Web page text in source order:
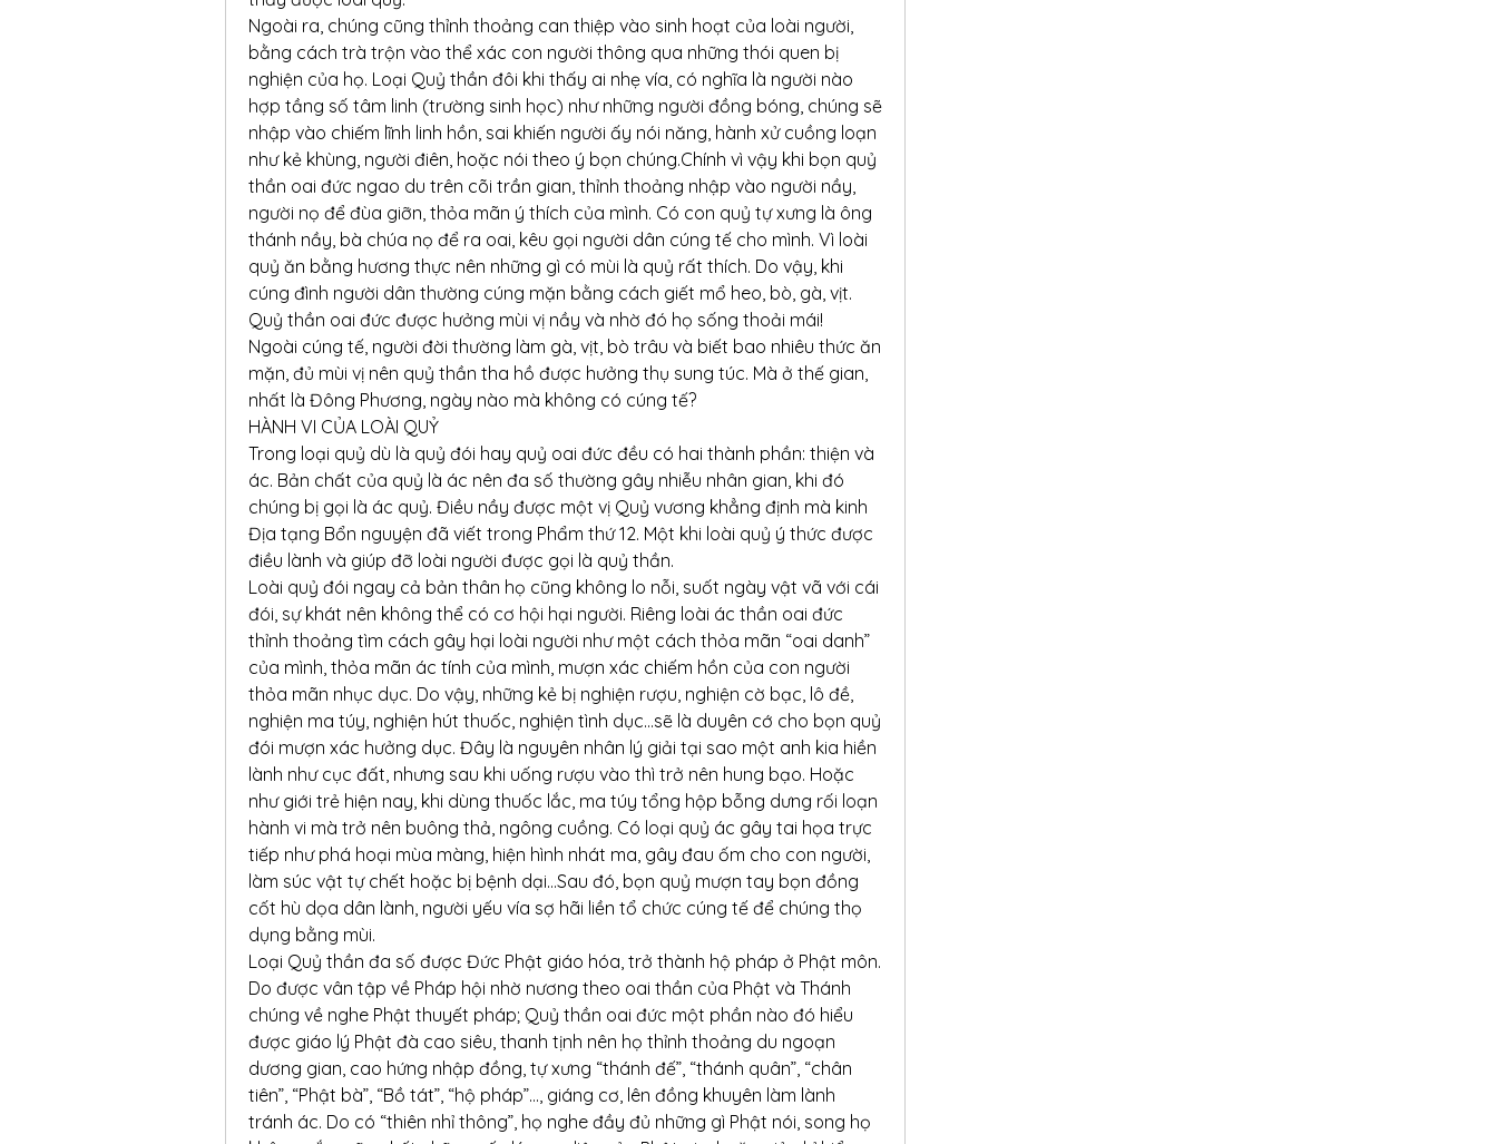
Ngoài ra, chúng cũng thỉnh thoảng can thiệp vào sinh hoạt của loài người,
bằng cách trà trộn vào thể xác con người thông qua những thói quen bị
nghiện của họ. Loại Quỷ thần đôi khi thấy ai nhẹ vía, có nghĩa là người nào
hợp tầng số tâm linh (trường sinh học) như những người đồng bóng, chúng sẽ
nhập vào chiếm lĩnh linh hồn, sai khiến người ấy nói năng, hành xử cuồng loạn
như kẻ khùng, người điên, hoặc nói theo ý bọn chúng.Chính vì vậy khi bọn quỷ
thần oai đức ngao du trên cõi trần gian, thỉnh thoảng nhập vào người nầy,
người nọ để đùa giỡn, thỏa mãn ý thích của mình. Có con quỷ tự xưng là ông
thánh nầy, bà chúa nọ để ra oai, kêu gọi người dân cúng tế cho mình. Vì loài
quỷ ăn bằng hương thực nên những gì có mùi là quỷ rất thích. Do vậy, khi
cúng đình người dân thường cúng mặn bằng cách giết mổ heo, bò, gà, vịt.
Quỷ thần oai đức được hưởng mùi vị nầy và nhờ đó họ sống thoải mái!
Ngoài cúng tế, người đời thường làm gà, vịt, bò trâu và biết bao nhiêu thức ăn
mặn, đủ mùi vị nên quỷ thần tha hồ được hưởng thụ sung túc. Mà ở thế gian,
nhất là Đông Phương, ngày nào mà không có cúng tế?
HÀNH VI CỦA LOÀI QUỶ
Trong loại quỷ dù là quỷ đói hay quỷ oai đức đều có hai thành phần: thiện và
ác. Bản chất của quỷ là ác nên đa số thường gây nhiễu nhân gian, khi đó
chúng bị gọi là ác quỷ. Điều nầy được một vị Quỷ vương khẳng định mà kinh
Địa tạng Bổn nguyện đã viết trong Phẩm thứ 12. Một khi loài quỷ ý thức được
điều lành và giúp đỡ loài người được gọi là quỷ thần.
Loài quỷ đói ngay cả bản thân họ cũng không lo nỗi, suốt ngày vật vã với cái
đói, sự khát nên không thể có cơ hội hại người. Riêng loài ác thần oai đức
thỉnh thoảng tìm cách gây hại loài người như một cách thỏa mãn “oai danh”
của mình, thỏa mãn ác tính của mình, mượn xác chiếm hồn của con người
thỏa mãn nhục dục. Do vậy, những kẻ bị nghiện rượu, nghiện cờ bạc, lô đề,
nghiện ma túy, nghiện hút thuốc, nghiện tình dục…sẽ là duyên cớ cho bọn quỷ
đói mượn xác hưởng dục. Đây là nguyên nhân lý giải tại sao một anh kia hiền
lành như cục đất, nhưng sau khi uống rượu vào thì trở nên hung bạo. Hoặc
như giới trẻ hiện nay, khi dùng thuốc lắc, ma túy tổng hộp bỗng dưng rối loạn
hành vi mà trở nên buông thả, ngông cuồng. Có loại quỷ ác gây tai họa trực
tiếp như phá hoại mùa màng, hiện hình nhát ma, gây đau ốm cho con người,
làm súc vật tự chết hoặc bị bệnh dại…Sau đó, bọn quỷ mượn tay bọn đồng
cốt hù dọa dân lành, người yếu vía sợ hãi liền tổ chức cúng tế để chúng thọ
dụng bằng mùi.
Loại Quỷ thần đa số được Đức Phật giáo hóa, trở thành hộ pháp ở Phật môn.
Do được vân tập về Pháp hội nhờ nương theo oai thần của Phật và Thánh
chúng về nghe Phật thuyết pháp; Quỷ thần oai đức một phần nào đó hiểu
được giáo lý Phật đà cao siêu, thanh tịnh nên họ thỉnh thoảng du ngoạn
dương gian, cao hứng nhập đồng, tự xưng “thánh đế”, “thánh quân”, “chân
tiên”, “Phật bà”, “Bồ tát”, “hộ pháp”…, giáng cơ, lên đồng khuyên làm lành
tránh ác. Do có “thiên nhỉ thông”, họ nghe đầy đủ những gì Phật nói, song họ